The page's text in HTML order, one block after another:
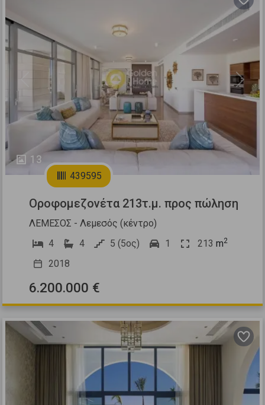
13
Previous Next
439595
Οροφομεζονέτα 213τ.μ. προς πώληση
ΛΕΜΕΣΟΣ - Λεμεσός (κέντρο)
4
4 5 (5ος) 1 213 m2
2018
6.200.000 €